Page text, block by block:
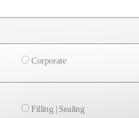
Corporate
Filling | Sealing